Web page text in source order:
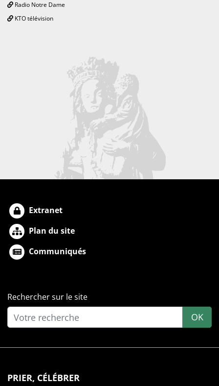
Radio Notre Dame
KTO télévision
Extranet
Plan du site
Communiqués
Rechercher sur le site
OK
PRIER, CÉLÉBRER